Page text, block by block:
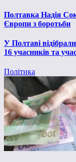
Полтавка Надія
Європи з боротьби
У Полтаві
16 учасників та
Політика